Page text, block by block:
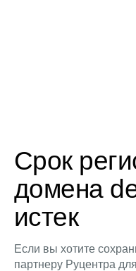
Срок
домена
истек
Если вы хотите
партнеру Руцентра